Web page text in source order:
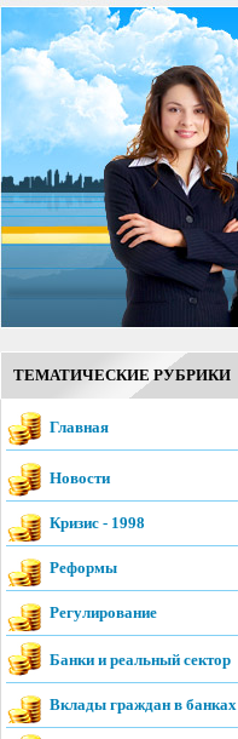
ТЕМАТИЧЕСКИЕ РУБРИКИ
Главная
Новости
Кризис - 1998
Реформы
Регулирование
Банки и реальный сектор
Вклады граждан в банках